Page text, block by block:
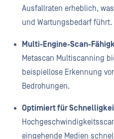
Ausfallraten erheblich,
und Wartungsbedarf führt.
Multi-Engine-Scan-
Metascan Multiscanning
beispiellose Erkennung
Bedrohungen.
Optimiert für
eingehende Medien